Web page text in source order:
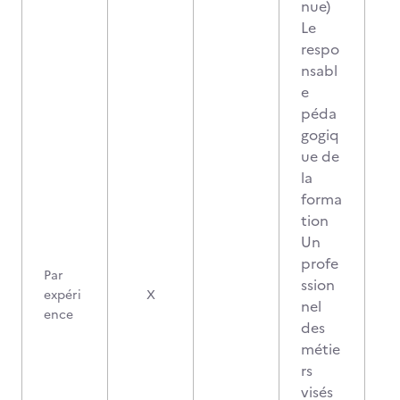
Par
expéri
ence
X
nue)
Le
respo
nsabl
e
péda
gogiq
ue de
la
forma
tion
Un
profe
ssion
nel
des
métie
rs
visés